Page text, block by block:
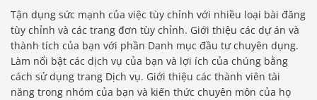
Tận dụng sức mạnh của việc tùy chỉnh với nhiều loại bài đăng
tùy chỉnh và các trang đơn tùy chỉnh. Giới thiệu các dự án và
thành tích của bạn với phần Danh mục đầu tư chuyên dụng.
Làm nổi bật các dịch vụ của bạn và lợi ích của chúng bằng
cách sử dụng trang Dịch vụ. Giới thiệu các thành viên tài
năng trong nhóm của bạn và kiến ​​thức chuyên môn của họ